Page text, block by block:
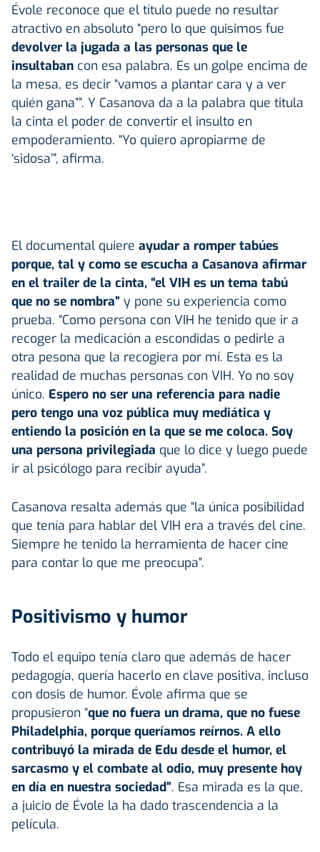
Évole reconoce que el título puede no resultar
atractivo en absoluto “pero lo que quisimos fue
devolver la jugada a las personas que le
insultaban con esa palabra. Es un golpe encima de
la mesa, es decir “vamos a plantar cara y a ver
quién gana””. Y Casanova da a la palabra que titula
la cinta el poder de convertir el insulto en
empoderamiento. “Yo quiero apropiarme de
‘sidosa’”, afirma.
El documental quiere ayudar a romper tabúes
porque, tal y como se escucha a Casanova afirmar
en el trailer de la cinta, “el VIH es un tema tabú
que no se nombra” y pone su experiencia como
prueba. “Como persona con VIH he tenido que ir a
recoger la medicación a escondidas o pedirle a
otra pesona que la recogiera por mí. Esta es la
realidad de muchas personas con VIH. Yo no soy
único. Espero no ser una referencia para nadie
pero tengo una voz pública muy mediática y
entiendo la posición en la que se me coloca. Soy
una persona privilegiada que lo dice y luego puede
ir al psicólogo para recibir ayuda”.
Casanova resalta además que “la única posibilidad
que tenía para hablar del VIH era a través del cine.
Siempre he tenido la herramienta de hacer cine
para contar lo que me preocupa”.
Positivismo y humor
Todo el equipo tenía claro que además de hacer
pedagogía, quería hacerlo en clave positiva, incluso
con dosis de humor. Évole afirma que se
propusieron “que no fuera un drama, que no fuese
Philadelphia, porque queríamos reírnos. A ello
contribuyó la mirada de Edu desde el humor, el
sarcasmo y el combate al odio, muy presente hoy
en día en nuestra sociedad”. Esa mirada es la que,
a juicio de Évole la ha dado trascendencia a la
película.